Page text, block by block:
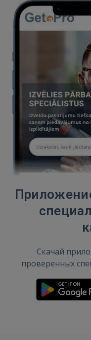
Скачай
проверенных